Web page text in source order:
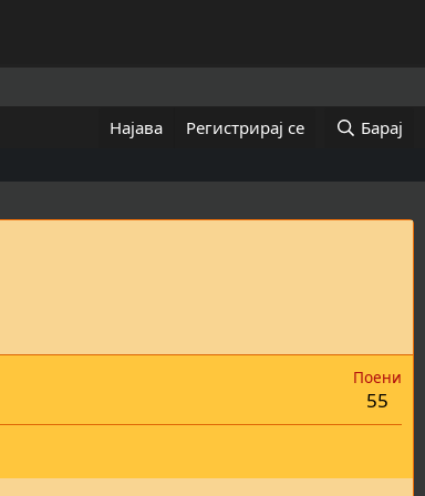
Најава Регистрирај се Барај
Поени
55